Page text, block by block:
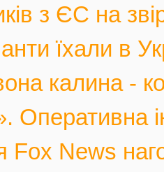
з ЄС на
їхали в
калина -
Оперативна
Fox News